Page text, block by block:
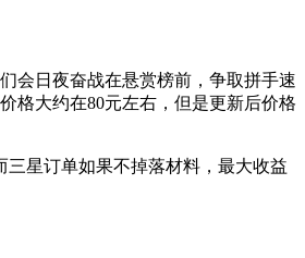
会日夜奋战在悬赏榜前，争取拼手速
格大约在80元左右，但是更新后价格
星订单如果不掉落材料，最大收益